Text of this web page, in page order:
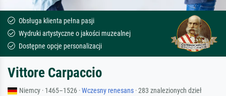
Obsługa klienta pełna pasji
Wydruki artystyczne o jakości muzealnej
Dostępne opcje personalizacji
Vittore Carpaccio
Niemcy · 1465–1526 ·Wczesny renesans · 283 znalezionych dzieł